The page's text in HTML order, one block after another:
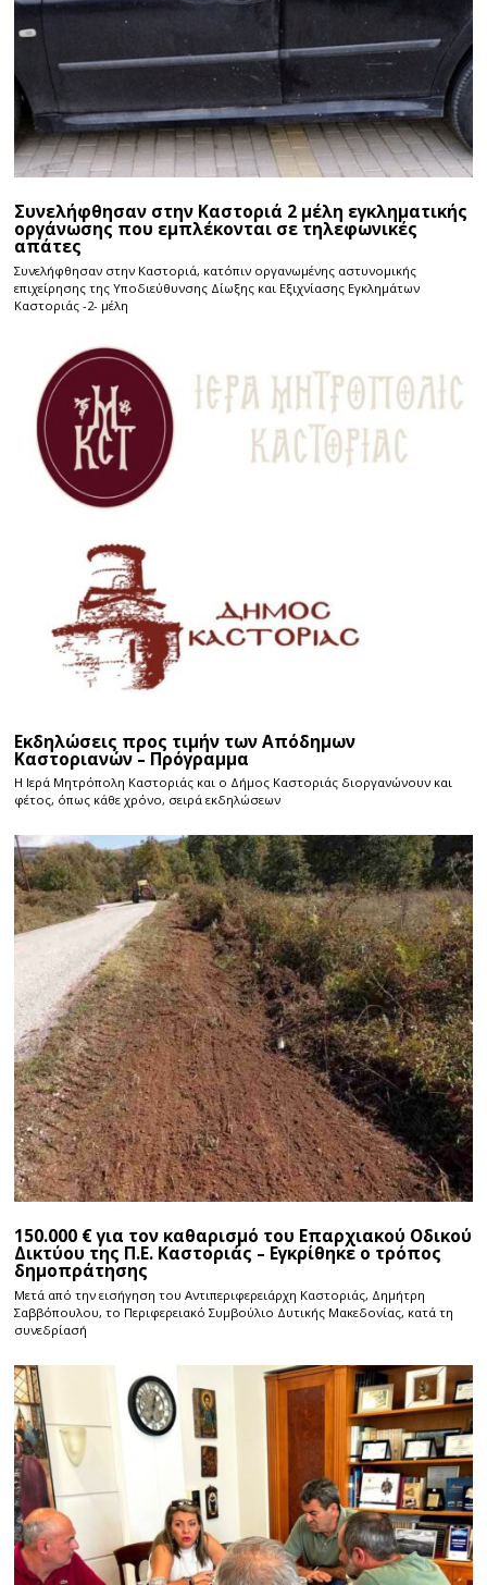
Συνελήφθησαν στην Καστοριά 2 μέλη εγκληματικής
οργάνωσης που εμπλέκονται σε τηλεφωνικές
απάτες
Συνελήφθησαν στην Καστοριά, κατόπιν οργανωμένης αστυνομικής
επιχείρησης της Υποδιεύθυνσης Δίωξης και Εξιχνίασης Εγκλημάτων
Καστοριάς -2- μέλη
Εκδηλώσεις προς τιμήν των Απόδημων
Καστοριανών – Πρόγραμμα
Η Ιερά Μητρόπολη Καστοριάς και ο Δήμος Καστοριάς διοργανώνουν και
φέτος, όπως κάθε χρόνο, σειρά εκδηλώσεων
150.000 € για τον καθαρισμό του Επαρχιακού Οδικού
Δικτύου της Π.Ε. Καστοριάς – Εγκρίθηκε ο τρόπος
δημοπράτησης
Μετά από την εισήγηση του Αντιπεριφερειάρχη Καστοριάς, Δημήτρη
Σαββόπουλου, το Περιφερειακό Συμβούλιο Δυτικής Μακεδονίας, κατά τη
συνεδρίασή